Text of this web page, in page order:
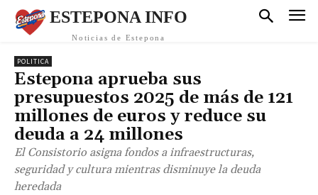
ESTEPONA INFO
Noticias de Estepona
POLITICA
Estepona aprueba sus
presupuestos 2025 de más de 121
millones de euros y reduce su
deuda a 24 millones
El Consistorio asigna fondos a infraestructuras,
seguridad y cultura mientras disminuye la deuda
heredada